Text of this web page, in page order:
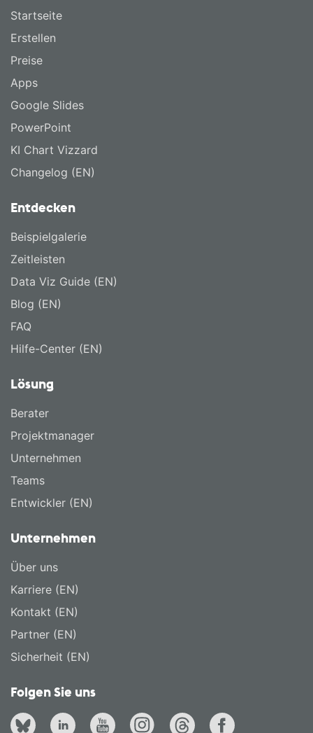
Startseite
Erstellen
Preise
Apps
Google Slides
PowerPoint
KI Chart Vizzard
Changelog (EN)
Entdecken
Beispielgalerie
Zeitleisten
Data Viz Guide (EN)
Blog (EN)
FAQ
Hilfe-Center (EN)
Lösung
Berater
Projektmanager
Unternehmen
Teams
Entwickler (EN)
Unternehmen
Über uns
Karriere (EN)
Kontakt (EN)
Partner (EN)
Sicherheit (EN)
Folgen Sie uns